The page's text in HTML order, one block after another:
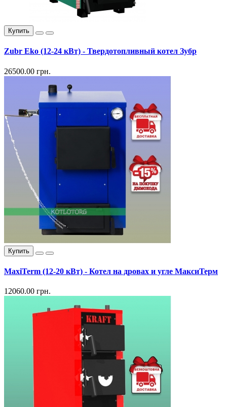
Купить
Zubr Eko (12-24 кВт) - Твердотопливный котел Зубр
26500.00 грн.
Купить
MaxiTerm (12-20 кВт) - Котел на дровах и угле МаксиТерм
12060.00 грн.